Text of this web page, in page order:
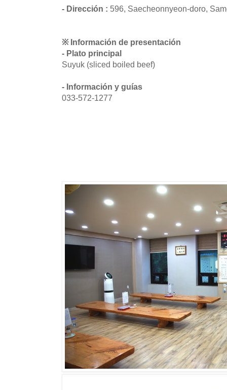
- Dirección : 596, Saecheonnyeon-doro,
※ Información de presentación
- Plato principal
Suyuk (sliced boiled beef)
- Información y guías
033-572-1277